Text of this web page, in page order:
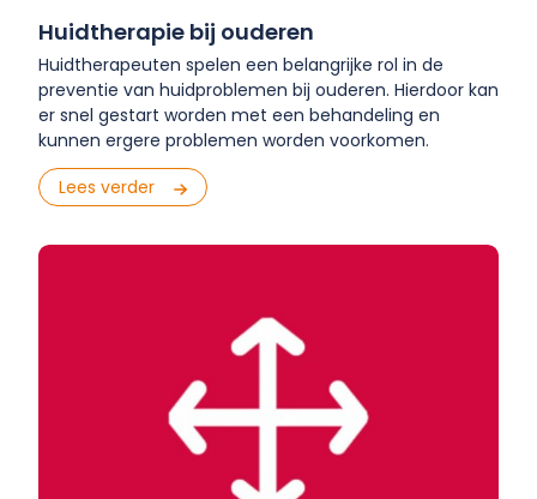
Huidtherapie bij ouderen
Huidtherapeuten spelen een belangrijke rol in de
preventie van huidproblemen bij ouderen. Hierdoor kan
er snel gestart worden met een behandeling en
kunnen ergere problemen worden voorkomen.
Lees verder